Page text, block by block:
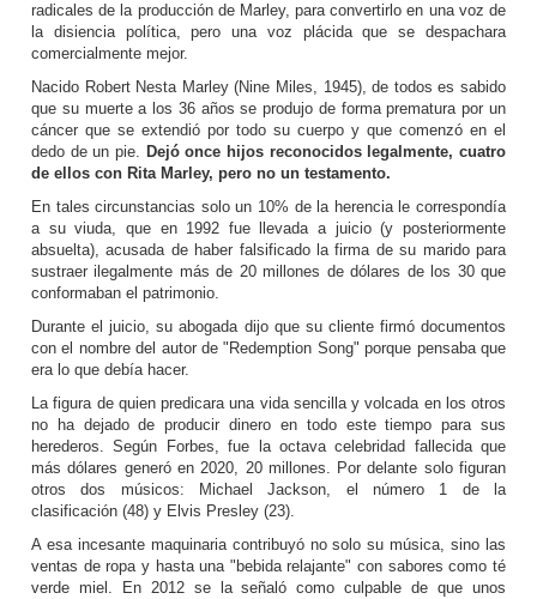
radicales de la producción de Marley, para convertirlo en una voz de
la disiencia política, pero una voz plácida que se despachara
comercialmente mejor.
Nacido Robert Nesta Marley (Nine Miles, 1945), de todos es sabido
que su muerte a los 36 años se produjo de forma prematura por un
cáncer que se extendió por todo su cuerpo y que comenzó en el
dedo de un pie. Dejó once hijos reconocidos legalmente, cuatro
de ellos con Rita Marley, pero no un testamento.
En tales circunstancias solo un 10% de la herencia le correspondía
a su viuda, que en 1992 fue llevada a juicio (y posteriormente
absuelta), acusada de haber falsificado la firma de su marido para
sustraer ilegalmente más de 20 millones de dólares de los 30 que
conformaban el patrimonio.
Durante el juicio, su abogada dijo que su cliente firmó documentos
con el nombre del autor de "Redemption Song" porque pensaba que
era lo que debía hacer.
La figura de quien predicara una vida sencilla y volcada en los otros
no ha dejado de producir dinero en todo este tiempo para sus
herederos. Según Forbes, fue la octava celebridad fallecida que
más dólares generó en 2020, 20 millones. Por delante solo figuran
otros dos músicos: Michael Jackson, el número 1 de la
clasificación (48) y Elvis Presley (23).
A esa incesante maquinaria contribuyó no solo su música, sino las
ventas de ropa y hasta una "bebida relajante" con sabores como té
verde miel. En 2012 se la señaló como culpable de que unos